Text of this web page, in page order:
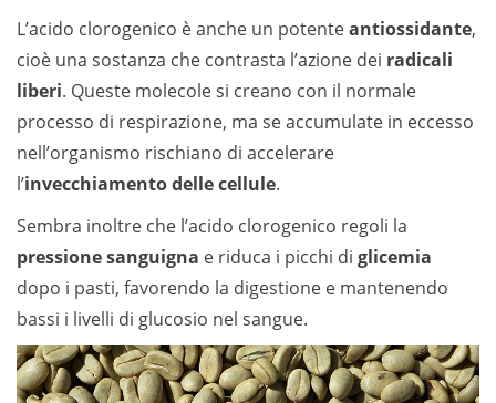
L’acido clorogenico è anche un potenteantiossidante,
cioè una sostanza che contrasta l’azione dei radicali
liberi. Queste molecole si creano con il normale
processo di respirazione, ma se accumulate in eccesso
nell’organismo rischiano di accelerare
l’invecchiamento delle cellule.
Sembra inoltre che l’acido clorogenico regoli la
pressione sanguigna e riduca i picchi di glicemia
dopo i pasti, favorendo la digestione e mantenendo
bassi i livelli di glucosio nel sangue.